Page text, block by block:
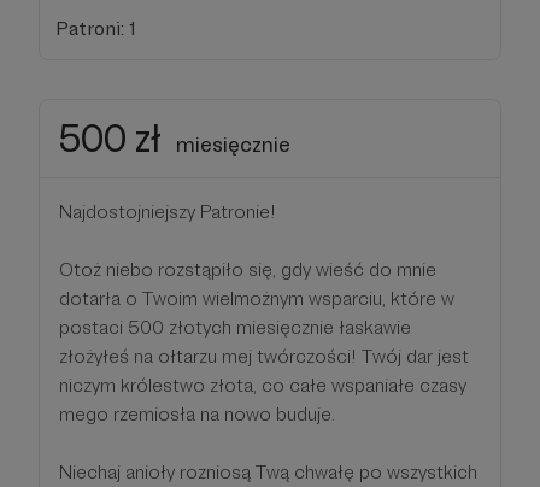
Patroni: 1
500 zł miesięcznie
Najdostojniejszy Patronie!
Otoż niebo rozstąpiło się, gdy wieść do mnie
dotarła o Twoim wielmożnym wsparciu, które w
postaci 500 złotych miesięcznie łaskawie
złożyłeś na ołtarzu mej twórczości! Twój dar jest
niczym królestwo złota, co całe wspaniałe czasy
mego rzemiosła na nowo buduje.
Niechaj anioły rozniosą Twą chwałę po wszystkich